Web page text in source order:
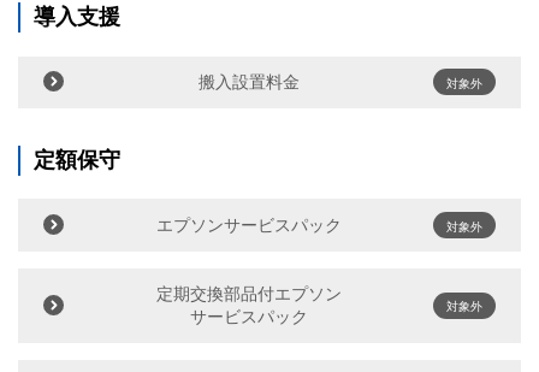
導入支援
搬入設置料金 対象外
定額保守
エプソンサービスパック 対象外
定期交換部品付エプソン
サービスパック
対象外